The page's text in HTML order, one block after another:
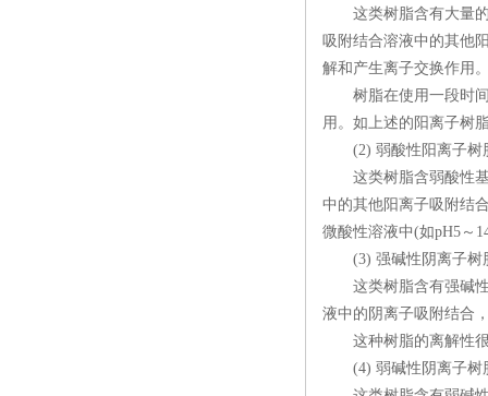
这类树脂含有大量的
吸附结合溶液中的其他
解和产生离子交换作用
树脂在使用一段时间
用。如上述的阳离子树
(2) 弱酸性阳离子树
这类树脂含弱酸性基
中的其他阳离子吸附结
微酸性溶液中(如pH5～
(3) 强碱性阴离子树
这类树脂含有强碱性
液中的阴离子吸附结合
这种树脂的离解性很
(4) 弱碱性阴离子树